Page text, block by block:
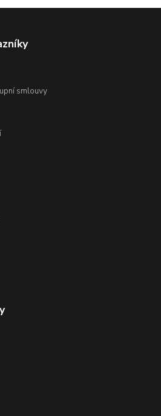
smlouvy